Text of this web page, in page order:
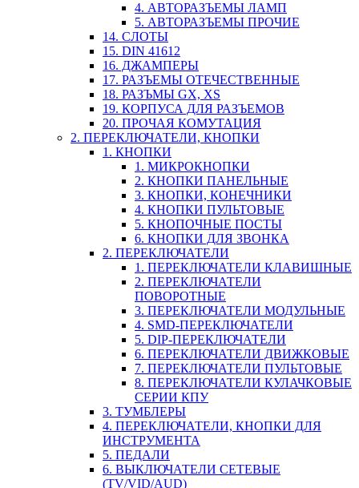
4. АВТОРАЗЪЕМЫ ЛАМП
5. АВТОРАЗЪЕМЫ ПРОЧИЕ
14. СЛОТЫ
15. DIN 41612
16. ДЖАМПЕРЫ
17. РАЗЪЕМЫ ОТЕЧЕСТВЕННЫЕ
18. РАЗЪМЫ GX, XS
19. КОРПУСА ДЛЯ РАЗЪЕМОВ
20. ПРОЧАЯ КОМУТАЦИЯ
2. ПЕРЕКЛЮЧАТЕЛИ, КНОПКИ
1. КНОПКИ
1. МИКРОКНОПКИ
2. КНОПКИ ПАНЕЛЬНЫЕ
3. КНОПКИ, КОНЕЧНИКИ
4. КНОПКИ ПУЛЬТОВЫЕ
5. КНОПОЧНЫЕ ПОСТЫ
6. КНОПКИ ДЛЯ ЗВОНКА
2. ПЕРЕКЛЮЧАТЕЛИ
1. ПЕРЕКЛЮЧАТЕЛИ КЛАВИШНЫЕ
2. ПЕРЕКЛЮЧАТЕЛИ
ПОВОРОТНЫЕ
3. ПЕРЕКЛЮЧАТЕЛИ МОДУЛЬНЫЕ
4. SMD-ПЕРЕКЛЮЧАТЕЛИ
5. DIP-ПЕРЕКЛЮЧАТЕЛИ
6. ПЕРЕКЛЮЧАТЕЛИ ДВИЖКОВЫЕ
7. ПЕРЕКЛЮЧАТЕЛИ ПУЛЬТОВЫЕ
8. ПЕРЕКЛЮЧАТЕЛИ КУЛАЧКОВЫЕ
СЕРИИ КПУ
3. ТУМБЛЕРЫ
4. ПЕРЕКЛЮЧАТЕЛИ, КНОПКИ ДЛЯ
ИНСТРУМЕНТА
5. ПЕДАЛИ
6. ВЫКЛЮЧАТЕЛИ СЕТЕВЫЕ
(TV/VID/AUD)